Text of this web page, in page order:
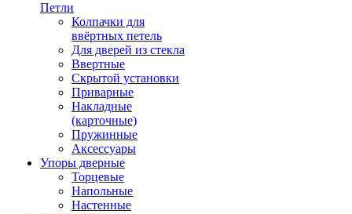
Петли
Колпачки для
ввёртных петель
Для дверей из стекла
Ввертные
Скрытой установки
Приварные
Накладные
(карточные)
Пружинные
Аксессуары
Упоры дверные
Торцевые
Напольные
Настенные